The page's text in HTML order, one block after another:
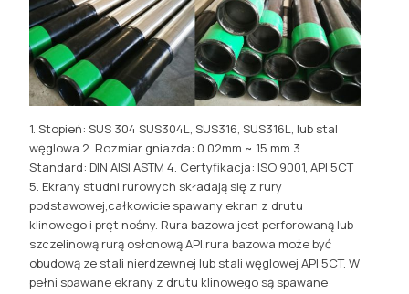
1. Stopień: SUS 304 SUS304L, SUS316, SUS316L, lub stal
węglowa 2. Rozmiar gniazda: 0.02mm ~ 15 mm 3.
Standard: DIN AISI ASTM 4. Certyfikacja: ISO 9001, API 5CT
5. Ekrany studni rurowych składają się z rury
podstawowej,całkowicie spawany ekran z drutu
klinowego i pręt nośny. Rura bazowa jest perforowaną lub
szczelinową rurą osłonową API,rura bazowa może być
obudową ze stali nierdzewnej lub stali węglowej API 5CT. W
pełni spawane ekrany z drutu klinowego są spawane